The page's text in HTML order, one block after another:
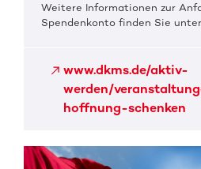
Weitere Informationen zur
Spendenkonto finden Sie
www.dkms.de/aktiv-
werden/
hoffnung-schenken